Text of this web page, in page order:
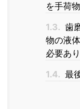
を手荷
1.3. 歯
物の液
必要あり
1.4. 最